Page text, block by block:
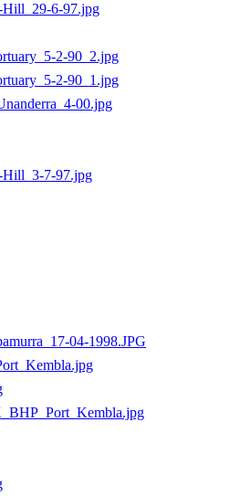
6-97.jpg
2-90_2.jpg
2-90_1.jpg
00.jpg
7-97.jpg
04-1998.JPG